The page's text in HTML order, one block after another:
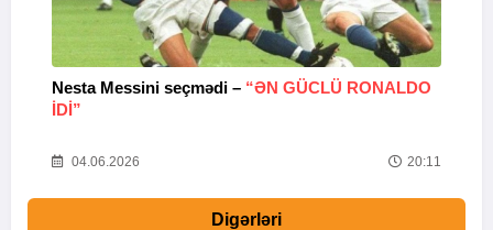
Nesta Messini seçmədi – “ƏN GÜCLÜ RONALDO
IDI”
04.06.2026 20:11
Digərləri